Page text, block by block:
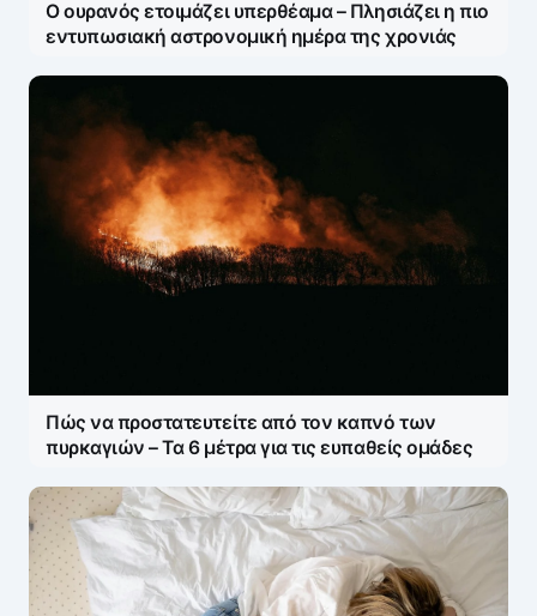
Ο ουρανός ετοιμάζει υπερθέαμα – Πλησιάζει η πιο
εντυπωσιακή αστρονομική ημέρα της χρονιάς
Πώς να προστατευτείτε από τον καπνό των
πυρκαγιών – Τα 6 μέτρα για τις ευπαθείς ομάδες